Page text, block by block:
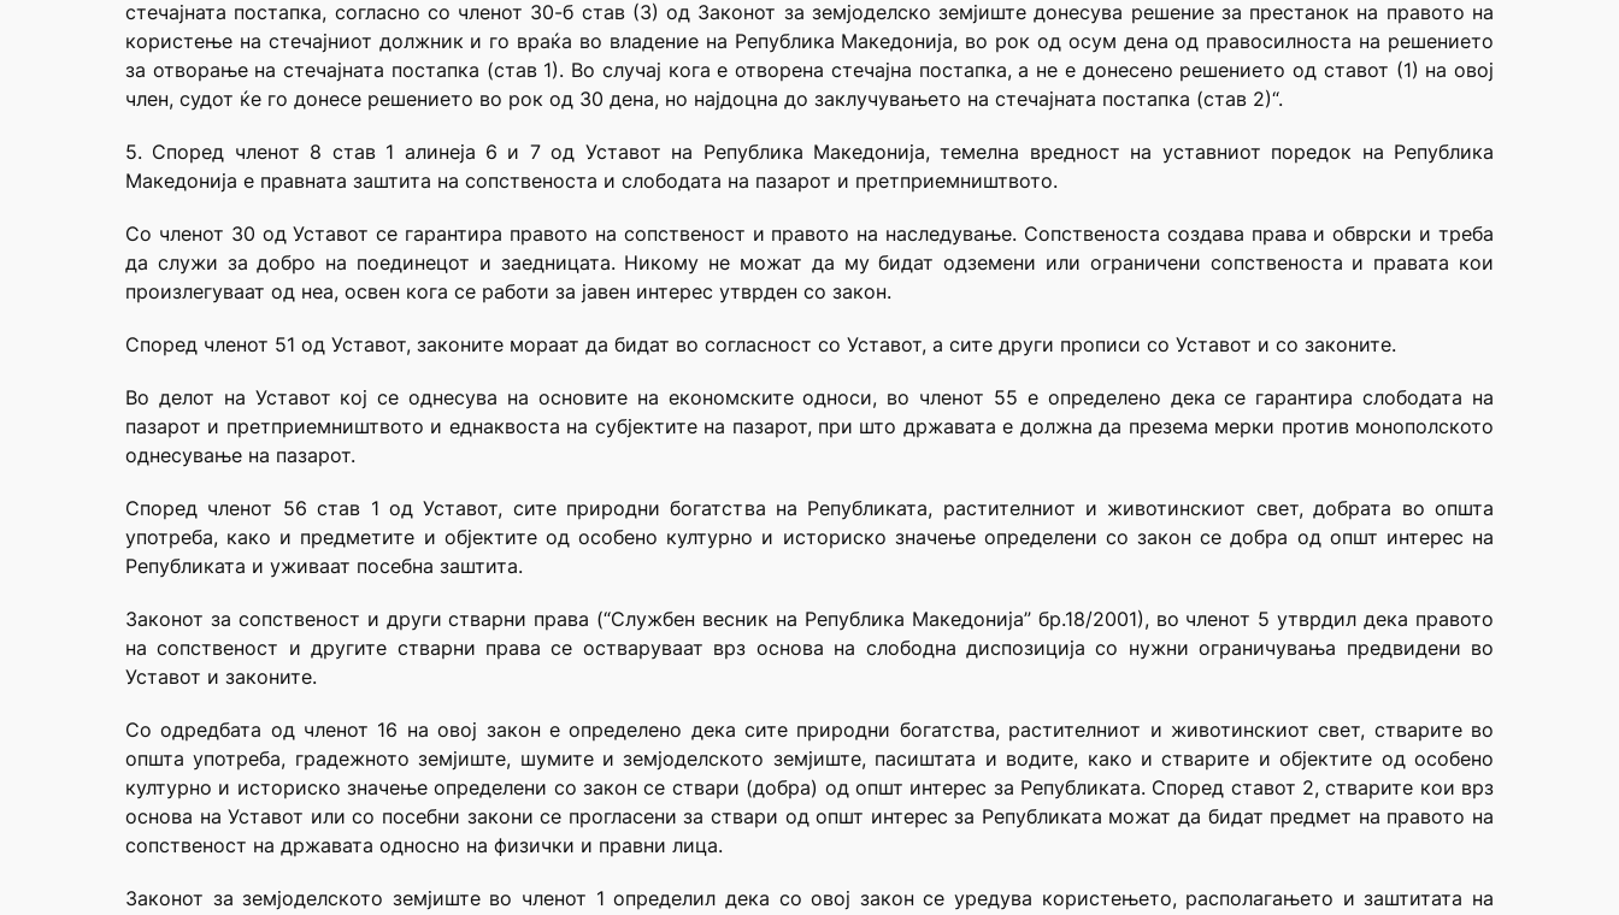
стечајната постапка, согласно со членот 30-б став (3) од Законот за земјоделско земјиште донесува решение за престанок на правото на
користење на стечајниот должник и го враќа во владение на Република Македонија, во рок од осум дена од правосилноста на решението
за отворање на стечајната постапка (став 1). Во случај кога е отворена стечајна постапка, а не е донесено решението од ставот (1) на овој
член, судот ќе го донесе решението во рок од 30 дена, но најдоцна до заклучувањето на стечајната постапка (став 2)“.
5. Според членот 8 став 1 алинеја 6 и 7 од Уставот на Република Македонија, темелна вредност на уставниот поредок на Република
Македонија е правната заштита на сопственоста и слободата на пазарот и претприемништвото.
Со членот 30 од Уставот се гарантира правото на сопственост и правото на наследување. Сопственоста создава права и обврски и треба
да служи за добро на поединецот и заедницата. Никому не можат да му бидат одземени или ограничени сопственоста и правата кои
произлегуваат од неа, освен кога се работи за јавен интерес утврден со закон.
Според членот 51 од Уставот, законите мораат да бидат во согласност со Уставот, а сите други прописи со Уставот и со законите.
Во делот на Уставот кој се однесува на основите на економските односи, во членот 55 е определено дека се гарантира слободата на
пазарот и претприемништвото и еднаквоста на субјектите на пазарот, при што државата е должна да презема мерки против монополското
однесување на пазарот.
Според членот 56 став 1 од Уставот, сите природни богатства на Републиката, растителниот и животинскиот свет, добрата во општа
употреба, како и предметите и објектите од особено културно и историско значење определени со закон се добра од општ интерес на
Републиката и уживаат посебна заштита.
Законот за сопственост и други стварни права (“Службен весник на Република Македонија” бр.18/2001), во членот 5 утврдил дека правото
на сопственост и другите стварни права се остваруваат врз основа на слободна диспозиција со нужни ограничувања предвидени во
Уставот и законите.
Со одредбата од членот 16 на овој закон е определено дека сите природни богатства, растителниот и животинскиот свет, стварите во
општа употреба, градежното земјиште, шумите и земјоделското земјиште, пасиштата и водите, како и стварите и објектите од особено
културно и историско значење определени со закон се ствари (добра) од општ интерес за Републиката. Според ставот 2, стварите кои врз
основа на Уставот или со посебни закони се прогласени за ствари од општ интерес за Републиката можат да бидат предмет на правото на
сопственост на државата односно на физички и правни лица.
Законот за земјоделското земјиште во членот 1 определил дека со овој закон се уредува користењето, располагањето и заштитата на